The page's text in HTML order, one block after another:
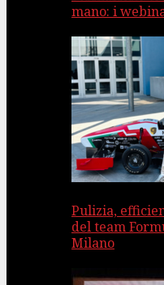
mano: i
Pulizia,
del team
Milano